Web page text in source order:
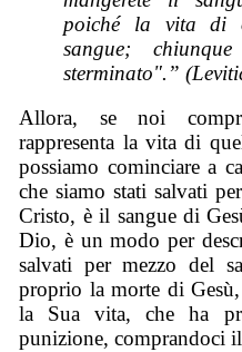
poiché la vita di
sangue;
sterminato".”
Allora, se noi
rappresenta la vita di
possiamo cominciare a
che siamo stati salvati
Cristo, è il sangue di
Dio, è un modo per
salvati per mezzo del
proprio la morte di
la Sua vita, che ha
punizione, comprandoci